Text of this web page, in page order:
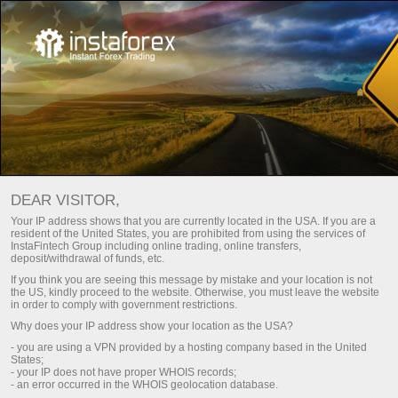
DEAR VISITOR,
Your IP address shows that you are currently located in the USA. If you are a
resident of the United States, you are prohibited from using the services of
InstaFintech Group including online trading, online transfers,
deposit/withdrawal of funds, etc.
If you think you are seeing this message by mistake and your location is not
the US, kindly proceed to the website. Otherwise, you must leave the website
in order to comply with government restrictions.
Why does your IP address show your location as the USA?
- you are using a VPN provided by a hosting company based in the United
States;
- your IP does not have proper WHOIS records;
- an error occurred in the WHOIS geolocation database.